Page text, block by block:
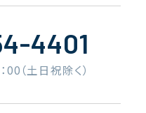
4401
（土日祝除く）